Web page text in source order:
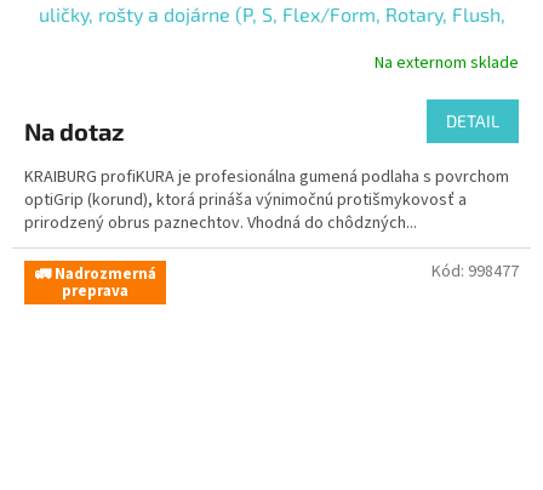
uličky, rošty a dojárne (P, S, Flex/Form, Rotary, Flush,
Na externom sklade
Na dotaz DETAIL
KRAIBURG profiKURA je profesionálna gumená podlaha s povrchom
optiGrip (korund), ktorá prináša výnimočnú protišmykovosť a
prirodzený obrus paznechtov. Vhodná do chôdzných...
🚛 Nadrozmerná
preprava
Kód: 998477